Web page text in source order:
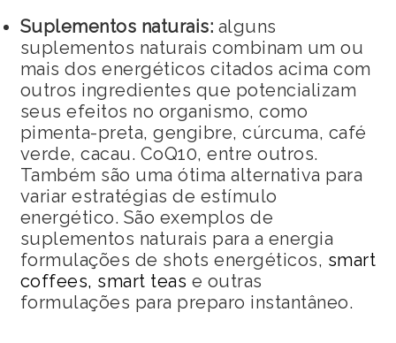
Suplementos naturais: alguns
suplementos naturais combinam um ou
mais dos energéticos citados acima com
outros ingredientes que potencializam
seus efeitos no organismo, como
pimenta-preta, gengibre, cúrcuma, café
verde, cacau. CoQ10, entre outros.
Também são uma ótima alternativa para
variar estratégias de estímulo
energético. São exemplos de
suplementos naturais para a energia
formulações de shots energéticos, smart
coffees, smart teas e outras
formulações para preparo instantâneo.